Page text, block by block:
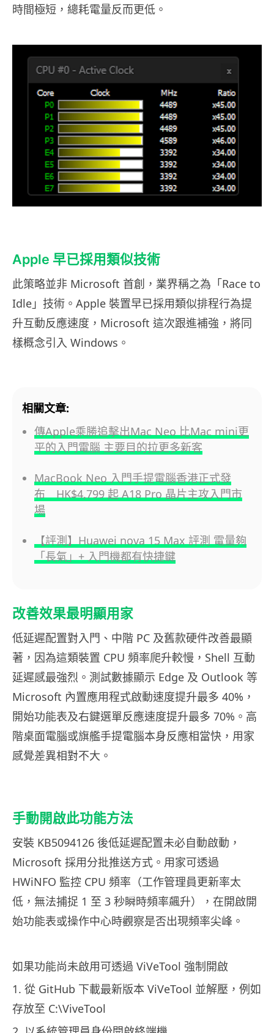
時間極短，總耗電量反而更低。
Apple 早已採用類似技術
此策略並非 Microsoft 首創，業界稱之為「Race to
Idle」技術。Apple 裝置早已採用類似排程行為提
升互動反應速度，Microsoft 這次跟進補強，將同
樣概念引入 Windows。
相關文章:
傳Apple乘勝追擊出Mac Neo 比Mac mini更
平的入門電腦 主要目的拉更多新客
MacBook Neo 入門手提電腦香港正式發
布 HK$4,799 起 A18 Pro 晶片主攻入門市
場
【評測】Huawei nova 15 Max 評測 電量夠
「長氣」+ 入門機都有快捷鍵
改善效果最明顯用家
低延遲配置對入門、中階 PC 及舊款硬件改善最顯
著，因為這類裝置 CPU 頻率爬升較慢，Shell 互動
延遲感最強烈。測試數據顯示 Edge 及 Outlook 等
Microsoft 內置應用程式啟動速度提升最多 40%，
開始功能表及右鍵選單反應速度提升最多 70%。高
階桌面電腦或旗艦手提電腦本身反應相當快，用家
感覺差異相對不大。
手動開啟此功能方法
安裝 KB5094126 後低延遲配置未必自動啟動，
Microsoft 採用分批推送方式。用家可透過
HWiNFO 監控 CPU 頻率（工作管理員更新率太
低，無法捕捉 1 至 3 秒瞬時頻率飆升），在開啟開
始功能表或操作中心時觀察是否出現頻率尖峰。
如果功能尚未啟用可透過 ViVeTool 強制開啟
1. 從 GitHub 下載最新版本 ViVeTool 並解壓，例如
存放至 C:\ViveTool